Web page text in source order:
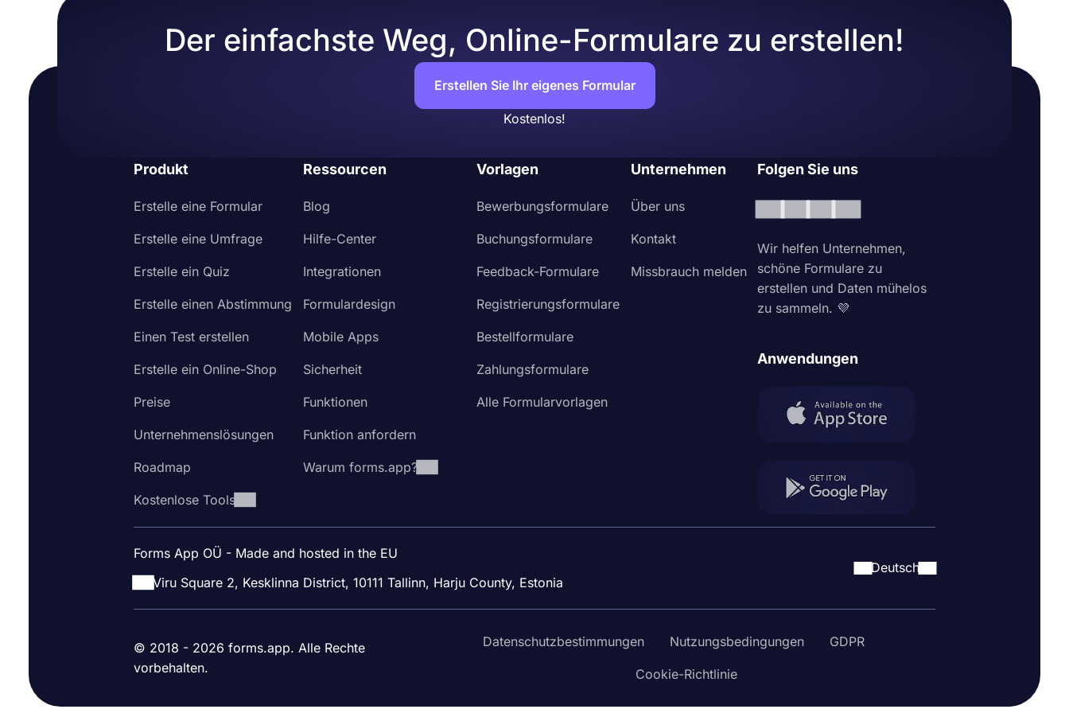
Der einfachste Weg, Online-Formulare zu erstellen!
Erstellen Sie Ihr eigenes Formular
Kostenlos!
Produkt
Erstelle eine Formular
Erstelle eine Umfrage
Erstelle ein Quiz
Erstelle einen Abstimmung
Einen Test erstellen
Erstelle ein Online-Shop
Preise
Unternehmenslösungen
Roadmap
Kostenlose Tools
Ressourcen
Blog
Hilfe-Center
Integrationen
Formulardesign
Mobile Apps
Sicherheit
Funktionen
Funktion anfordern
Warum forms.app?
Vorlagen
Bewerbungsformulare
Buchungsformulare
Feedback-Formulare
Registrierungsformulare
Bestellformulare
Zahlungsformulare
Alle Formularvorlagen
Unternehmen
Über uns
Kontakt
Missbrauch melden
Folgen Sie uns
Wir helfen Unternehmen,
schöne Formulare zu
erstellen und Daten mühelos
zu sammeln. 💜
Anwendungen
Forms App OÜ - Made and hosted in the EU
Viru Square 2, Kesklinna District, 10111 Tallinn, Harju County, Estonia
Deutsch
© 2018 - 2026 forms.app. Alle Rechte
vorbehalten.
Datenschutzbestimmungen Nutzungsbedingungen GDPR
Cookie-Richtlinie